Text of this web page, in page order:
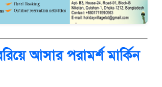
আসার পরামর্শ মার্কিন